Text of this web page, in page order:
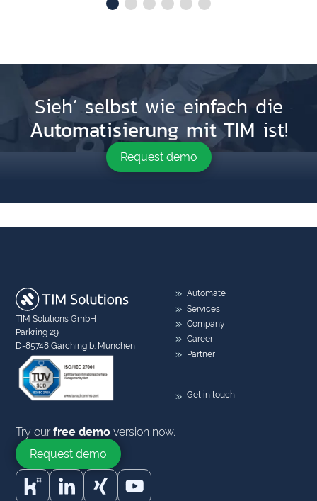
Sieh’ selbst wie einfach die
Automatisierung mit TIM ist!
Request demo
TIM Solutions GmbH
Parkring 29
D-85748 Garching b. München
Automate
Services
Company
Career
Partner
Get in touch
Try ourfree demo version now.
Request demo